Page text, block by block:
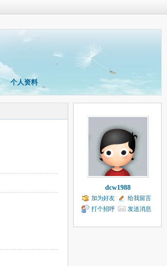
个人资料
dcw1988
加为好友
给我留言
打个招呼
发送消息